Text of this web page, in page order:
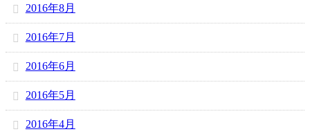
2016年8月
2016年7月
2016年6月
2016年5月
2016年4月